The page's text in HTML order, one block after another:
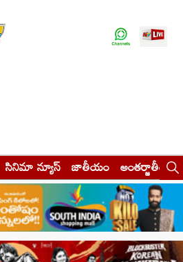
సినిమా న్యూస్ జాతీయం అంతర్జాతీయం